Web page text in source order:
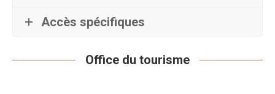
Accès spécifiques
Office du tourisme